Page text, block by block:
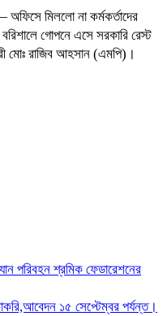
অফিসে মিললো না কর্মকর্তাদের
গোপনে এসে সরকারি রেস্ট
মোঃ রাজিব আহসান (এমপি)।
পরিবহন শ্রমিক ফেডারেশনের
১৫ সেপ্টেম্বর পর্যন্ত।